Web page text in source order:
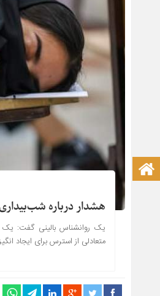
صفحه نخست آکادمی علمی
هشدار درباره
یک روانشناس بالینی گفت: یک
متعادلی از استرس برای ایجاد